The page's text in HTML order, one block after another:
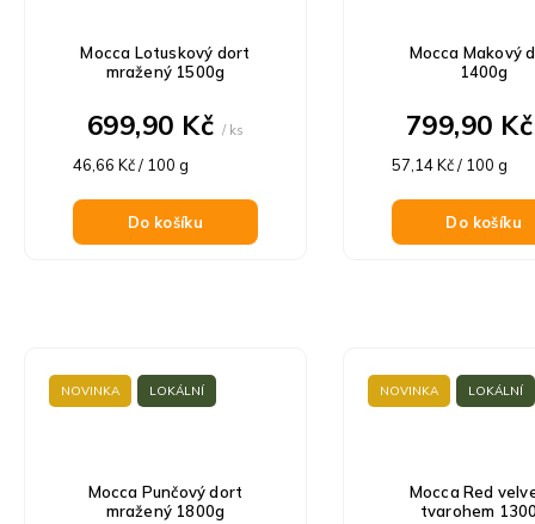
Mocca Lotuskový dort
mražený 1500g
699,90 Kč / ks
Měrná
46,66 Kč / 100 g
Do košíku
Mocca Makový
1400g
799,90 Kč
Měrná
57,14 Kč / 100 g
Do košíku
NOVINKA LOKÁLNÍ
Mocca Punčový dort
mražený 1800g
NOVINKA LOKÁLNÍ
Mocca Red
tvarohem